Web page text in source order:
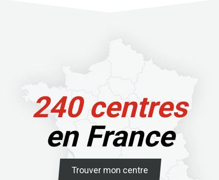
240 centres
en France
Trouver mon centre